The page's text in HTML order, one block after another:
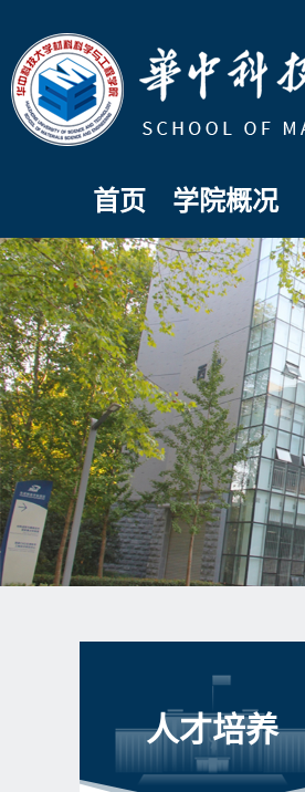
首页 学院概况
人才培养